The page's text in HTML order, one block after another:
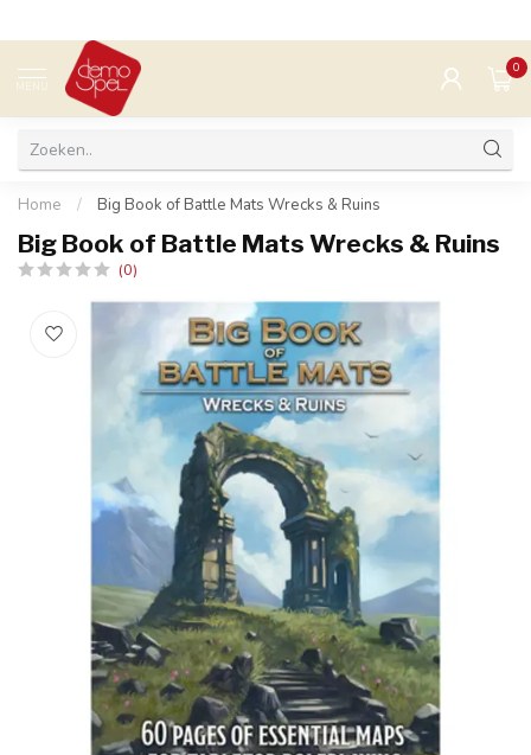
MENU
0
Home / Big Book of Battle Mats Wrecks & Ruins
Big Book of Battle Mats Wrecks & Ruins
(0)